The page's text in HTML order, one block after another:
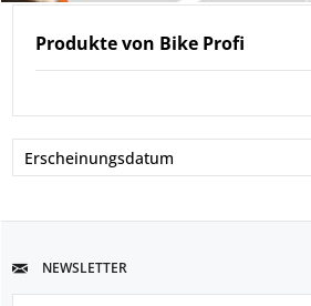
Produkte von Bike Profi
NEWSLETTER